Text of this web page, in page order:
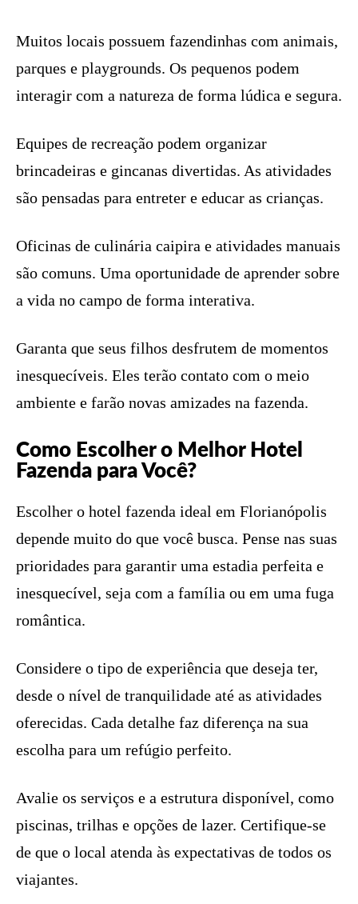
Muitos locais possuem fazendinhas com animais,
parques e playgrounds. Os pequenos podem
interagir com a natureza de forma lúdica e segura.
Equipes de recreação podem organizar
brincadeiras e gincanas divertidas. As atividades
são pensadas para entreter e educar as crianças.
Oficinas de culinária caipira e atividades manuais
são comuns. Uma oportunidade de aprender sobre
a vida no campo de forma interativa.
Garanta que seus filhos desfrutem de momentos
inesquecíveis. Eles terão contato com o meio
ambiente e farão novas amizades na fazenda.
Como Escolher o Melhor Hotel
Fazenda para Você?
Escolher o hotel fazenda ideal em Florianópolis
depende muito do que você busca. Pense nas suas
prioridades para garantir uma estadia perfeita e
inesquecível, seja com a família ou em uma fuga
romântica.
Considere o tipo de experiência que deseja ter,
desde o nível de tranquilidade até as atividades
oferecidas. Cada detalhe faz diferença na sua
escolha para um refúgio perfeito.
Avalie os serviços e a estrutura disponível, como
piscinas, trilhas e opções de lazer. Certifique-se
de que o local atenda às expectativas de todos os
viajantes.